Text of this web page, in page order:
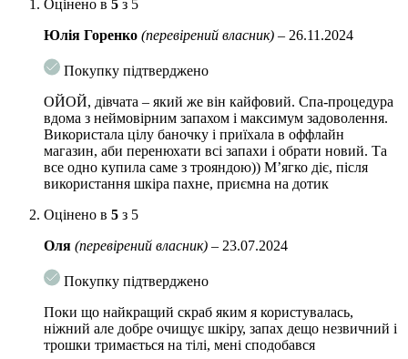
Оцінено в 5 з 5
Юлія Горенко (перевірений власник) – 26.11.2024
Покупку підтверджено
ОЙОЙ, дівчата – який же він кайфовий. Спа-процедура
вдома з неймовірним запахом і максимум задоволення.
Використала цілу баночку і приїхала в оффлайн
магазин, аби перенюхати всі запахи і обрати новий. Та
все одно купила саме з трояндою)) М’ягко діє, після
використання шкіра пахне, приємна на дотик
Оцінено в 5 з 5
Оля (перевірений власник) – 23.07.2024
Покупку підтверджено
Поки що найкращий скраб яким я користувалась,
ніжний але добре очищує шкіру, запах дещо незвичний і
трошки тримається на тілі, мені сподобався